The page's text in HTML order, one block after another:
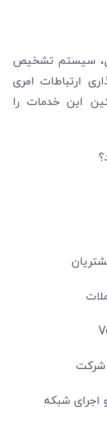
سیستم تشخیص
ارتباطات امری
این خدمات را
شرکت
شبکه